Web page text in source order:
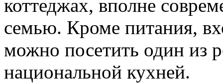
коттеджах, вполне
семью. Кроме питания,
можно посетить один из
национальной кухней.